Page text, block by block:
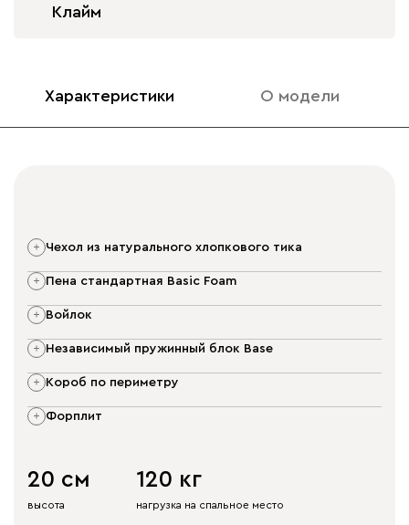
Клайм
Характеристики О модели
чехол из натурального хлопкового тика
пена стандартная Basic Foam
войлок
независимый пружинный блок Base
короб по периметру
форплит
20 см
высота
120 кг
нагрузка на спальное место